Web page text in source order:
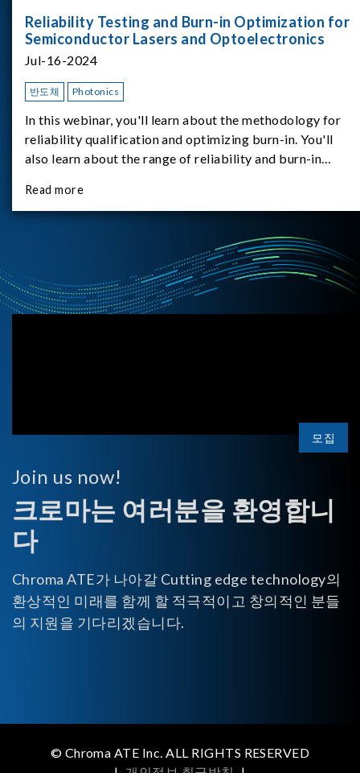
Reliability Testing and Burn-in Optimization for
Semiconductor Lasers and Optoelectronics
Jul-16-2024
반도체 Photonics
In this webinar, you'll learn about the methodology for
reliability qualification and optimizing burn-in. You'll
also learn about the range of reliability and burn-in
test-as-a-service options.
Read more
모집
Join us now!
크로마는 여러분을 환영합니
다
Chroma ATE가 나아갈 Cutting edge technology의
환상적인 미래를 함께 할 적극적이고 창의적인 분들
의 지원을 기다리겠습니다.
© Chroma ATE Inc. ALL RIGHTS RESERVED